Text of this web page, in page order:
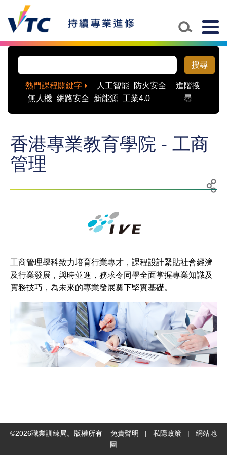
搜尋
熱門課程關鍵字 人工智能
防火安全
無人機 網路安全 新能源 工業4.0
進階搜
尋
香港專業教育學院 - 工商
管理
平
台
工商管理學科致力培育行業專才，課程設計緊貼社會經濟
及行業發展，與時並進，務求令同學全面掌握專業知識及
實務技巧，為未來的專業發展奠下堅實基礎。
©2026職業訓練局。版權所有 免責聲明 | 私隱政策 | 網站地
圖